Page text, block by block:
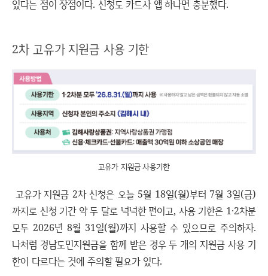
있다는 점이 장점이다. 신청도 카드사 앱 하나면 충분했다.
2차 고유가 지원금 사용 기한
고유가 지원금 사용기한
고유가 지원금 2차 신청은 오늘 5월 18일(월)부터 7월 3일(금)
까지로 신청 기간 약 두 달로 넉넉한 편이고, 사용 기한은 1·2차분
모두 2026년 8월 31일(월)까지 사용할 수 있으므로 주의하자.
나처럼 경남도민지원금을 함께 받은 경우 두 개의 지원금 사용 기
한이 다르다는 것에 주의할 필요가 있다.